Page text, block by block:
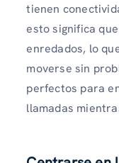
tienen
esto significa
enredados, lo
moverse sin
perfectos para
llamadas